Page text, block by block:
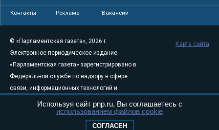
Контакты Реклама Вакансии
© «Парламентская газета», 2026 г.
Электронное периодическое издание
«Парламентская газета» зарегистрировано в
Федеральной службе по надзору в сфере
связи, информационных технологий и
массовых коммуникаций (Роскомнадзор) 05
августа 2011 года. 18+
Свидетельство о регистрации Эл № ФС77-
Карта сайта
Используя сайт pnp.ru, Вы соглашаетесь с
использованием файлов cookie
СОГЛАСЕН